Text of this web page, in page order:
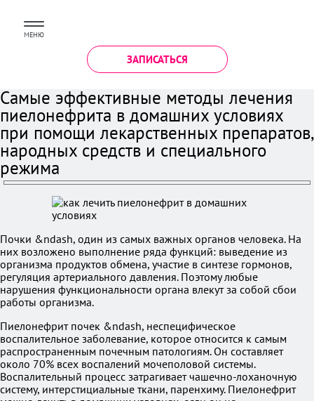
МЕНЮ
ЗАПИСАТЬСЯ
Самые эффективные методы лечения
пиелонефрита в домашних условиях
при помощи лекарственных препаратов,
народных средств и специального
режима
Почки &ndash, один из самых важных органов человека. На
них возложено выполнение ряда функций: выведение из
организма продуктов обмена, участие в синтезе гормонов,
регуляция артериального давления. Поэтому любые
нарушения функциональности органа влекут за собой сбои
работы организма.
Пиелонефрит почек &ndash, неспецифическое
воспалительное заболевание, которое относится к самым
распространенным почечным патологиям. Он составляет
около 70% всех воспалений мочеполовой системы.
Воспалительный процесс затрагивает чашечно-лоханочную
систему, интерстициальные ткани, паренхиму. Пиелонефрит